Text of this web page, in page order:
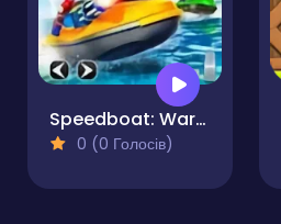
Speedboat: Warer Shooting
0 (0 Голосів)